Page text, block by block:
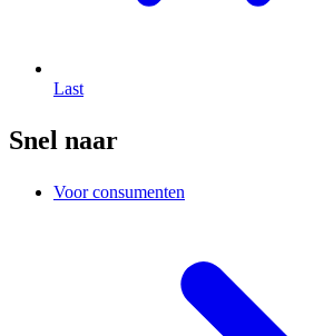
Last
Snel naar
Voor consumenten